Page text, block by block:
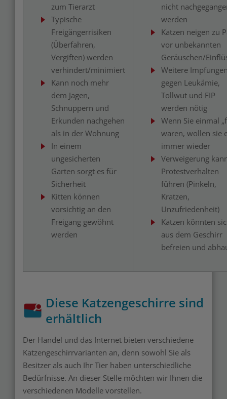
zum Tierarzt
Typische
Freigängerrisiken
(Überfahren,
Vergiften) werden
verhindert/minimiert
Kann noch mehr
dem Jagen,
Schnuppern und
Erkunden nachgehen
als in der Wohnung
In einem
ungesicherten
Garten sorgt es für
Sicherheit
Kitten können
vorsichtig an den
Freigang gewöhnt
werden
nicht
werden
Katzen neigen zu
vor unbekannten
Geräuschen/
Weitere
gegen Leukämie,
Tollwut und FIP
werden nötig
Wenn Sie einmal
waren, wollen sie
immer wieder
Verweigerung
Protestverhalten
führen (Pinkeln,
Kratzen,
Unzufriedenheit)
Katzen könnten
aus dem Geschirr
befreien und
Diese Katzengeschirre sind
erhältlich
Der Handel und das Internet bieten verschiedene
Katzengeschirrvarianten an, denn sowohl Sie als
Besitzer als auch Ihr Tier haben unterschiedliche
Bedürfnisse. An dieser Stelle möchten wir Ihnen die
verschiedenen Modelle vorstellen.